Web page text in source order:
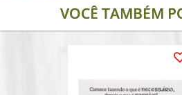
VOCÊ TAMBÉM